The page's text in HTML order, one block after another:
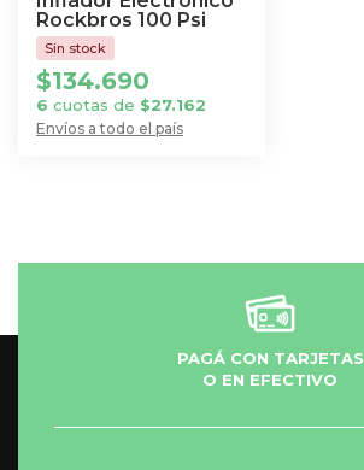
Rockbros 100 Psi
Envíos a todo el país
$134.690
6 cuotas de $27.162
PAGÁ CON TARJETAS
O EN EFECTIVO